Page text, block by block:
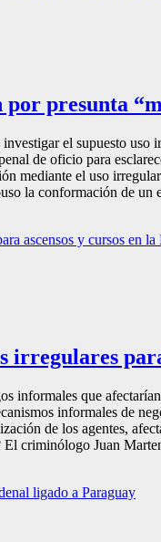
presunta
el supuesto uso
de oficio para
mediante el uso
la conformación de
irregulares
informales que
informales de
de los agentes,
criminólogo Juan